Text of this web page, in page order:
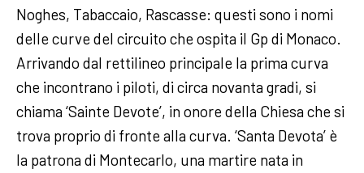
Noghes, Tabaccaio, Rascasse: questi sono i nomi
delle curve del circuito che ospita il Gp di Monaco.
Arrivando dal rettilineo principale la prima curva
che incontrano i piloti, di circa novanta gradi, si
chiama ‘Sainte Devote’, in onore della Chiesa che si
trova proprio di fronte alla curva. ‘Santa Devota’ è
la patrona di Montecarlo, una martire nata in